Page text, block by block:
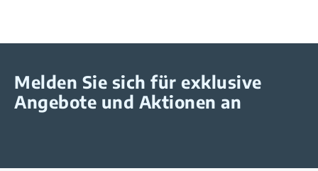
Melden Sie sich für exklusive
Angebote und Aktionen an